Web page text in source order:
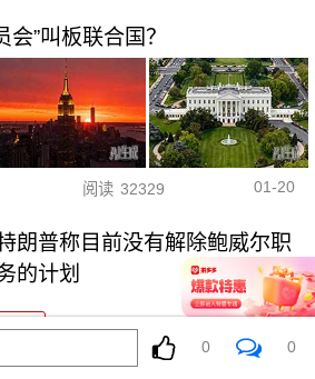
”叫板联合国？
阅读 32329 01-20
朗普称目前没有解除鲍威尔职
的计划
最热
0 0